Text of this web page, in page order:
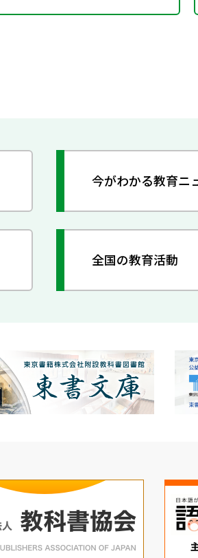
今がわかる教育ニ
全国の教育活動